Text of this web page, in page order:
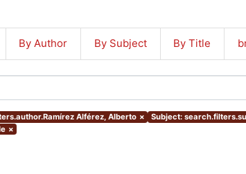
By Author By Subject By Title
Alférez, Alberto × Subject:
×